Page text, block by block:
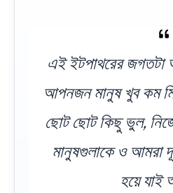
এই ইটপাথরের জগতটা
আপনজন মানুষ খুব কম
ছোট ছোট কিছু ভুল,
মানুষগুলাকে ও আমরা
হয়ে যাই